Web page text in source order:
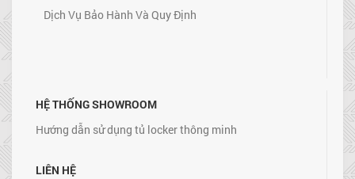
Dịch Vụ Bảo Hành Và Quy Định
HỆ THỐNG SHOWROOM
Hướng dẫn sử dụng tủ locker thông minh
LIÊN HỆ